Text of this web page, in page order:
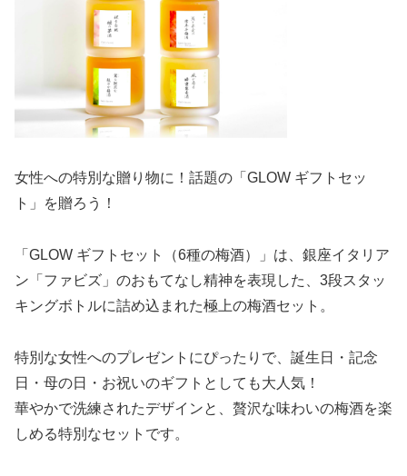
女性への特別な贈り物に！話題の「GLOW ギフトセッ
ト」を贈ろう！
「GLOW ギフトセット（6種の梅酒）」は、銀座イタリア
ン「ファビズ」のおもてなし精神を表現した、3段スタッ
キングボトルに詰め込まれた極上の梅酒セット。
特別な女性へのプレゼントにぴったりで、誕生日・記念
日・母の日・お祝いのギフトとしても大人気！
華やかで洗練されたデザインと、贅沢な味わいの梅酒を楽
しめる特別なセットです。